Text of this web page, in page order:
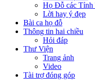
Họ Đỗ các Tỉnh
Lời hay ý đẹp
Bài ca họ đỗ
Thông tin hai chiều
Hỏi đáp
Thư Viện
Trang ảnh
Video
Tài trợ đóng góp